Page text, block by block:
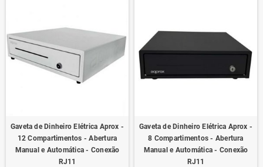
Gaveta de Dinheiro Elétrica Aprox -
12 Compartimentos - Abertura
Manual e Automática - Conexão
RJ11
Gaveta de Dinheiro Elétrica Aprox -
8 Compartimentos - Abertura
Manual e Automática - Conexão
RJ11